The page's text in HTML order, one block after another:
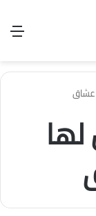
عشاق